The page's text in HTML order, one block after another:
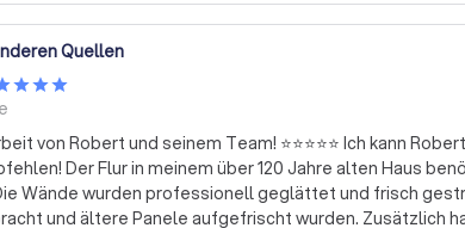
Quellen
und seinem Team! ⭐️⭐️⭐️⭐️⭐️ Ich kann Robert und seine Crew
Der Flur in meinem über 120 Jahre alten Haus
Wände wurden professionell geglättet und frisch
ältere Panele aufgefrischt wurden. Zusätzlich habe ich mich